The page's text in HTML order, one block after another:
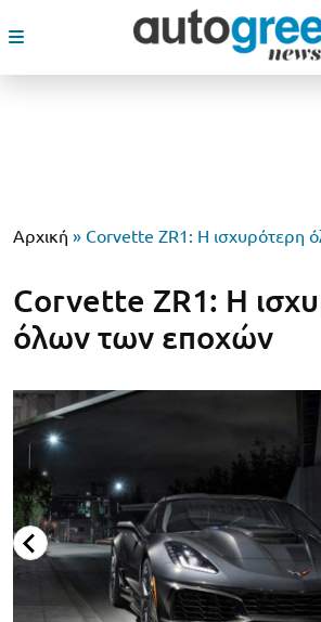
Αρχική » Corvette ZR1: Η ισχυρότερη
Corvette ZR1: Η
όλων των εποχών